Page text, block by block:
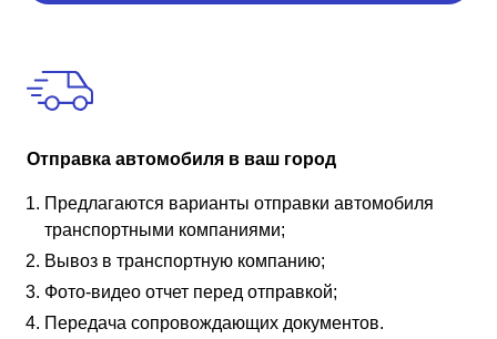
Отправка автомобиля в ваш город
Предлагаются варианты отправки автомобиля
транспортными компаниями;
Вывоз в транспортную компанию;
Фото-видео отчет перед отправкой;
Передача сопровождающих документов.